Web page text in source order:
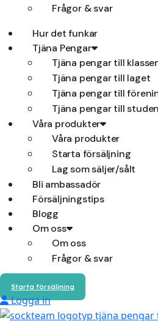
Frågor & svar
Hur det funkar
Tjäna Pengar
Tjäna pengar till
Tjäna pengar till laget
Tjäna pengar till
Tjäna pengar till
Våra produkter
Våra produkter
Starta försäljning
Lag som säljer/sålt
Bli ambassadör
Försäljningstips
Blogg
Om oss
Om oss
Frågor & svar
Starta försäljning
Logga in